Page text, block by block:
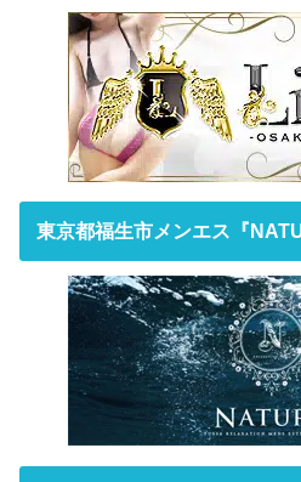
東京都福生市メンエス『